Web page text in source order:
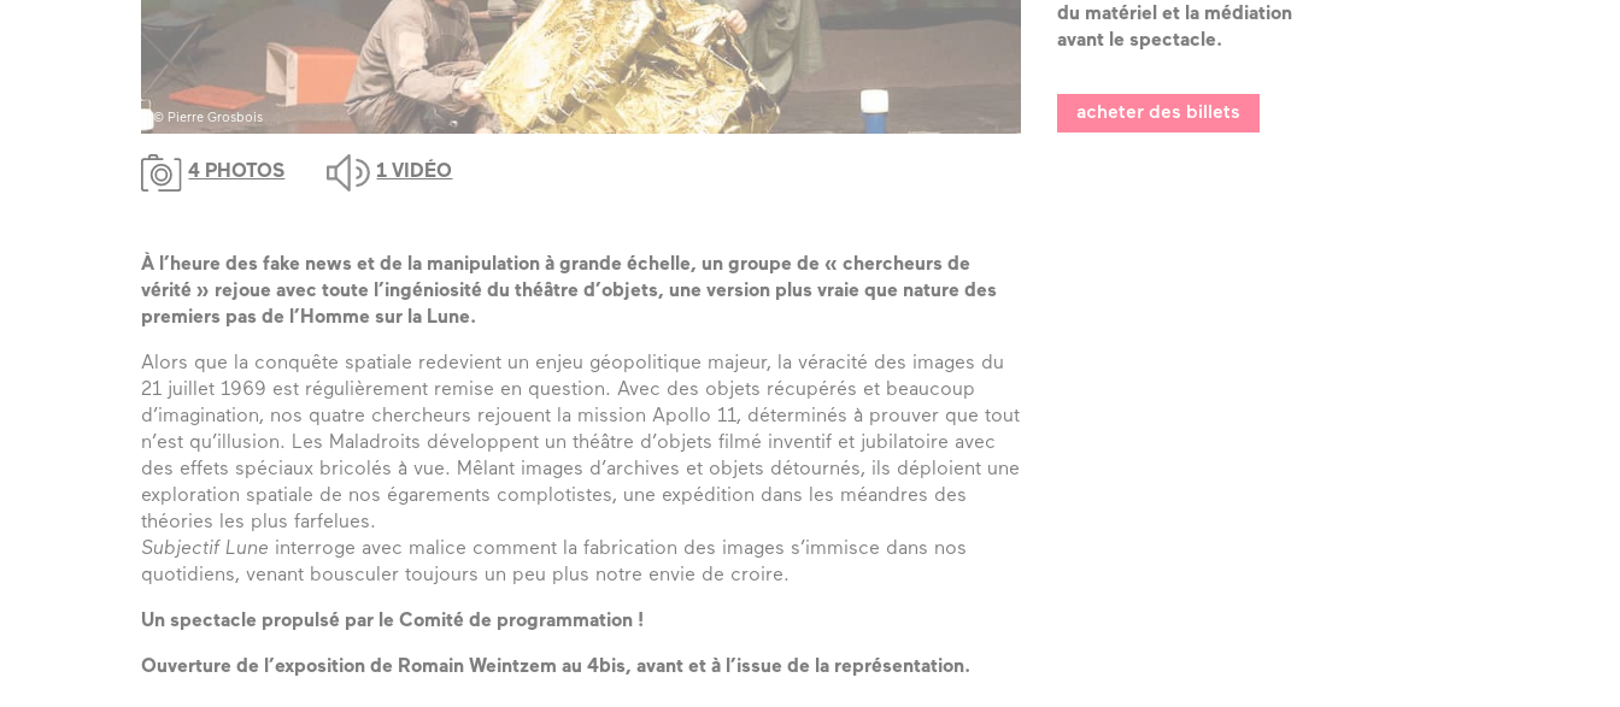
© Pierre Grosbois © Pierre Grosbois
4 PHOTOS 1 VIDÉO
À l’heure des fake news et de la manipulation à grande échelle, un groupe de « chercheurs de
vérité » rejoue avec toute l’ingéniosité du théâtre d’objets, une version plus vraie que nature des
premiers pas de l’Homme sur la Lune.
Alors que la conquête spatiale redevient un enjeu géopolitique majeur, la véracité des images du
21 juillet 1969 est régulièrement remise en question. Avec des objets récupérés et beaucoup
d’imagination, nos quatre chercheurs rejouent la mission Apollo 11, déterminés à prouver que tout
n’est qu’illusion. Les Maladroits développent un théâtre d’objets filmé inventif et jubilatoire avec
des effets spéciaux bricolés à vue. Mêlant images d’archives et objets détournés, ils déploient une
exploration spatiale de nos égarements complotistes, une expédition dans les méandres des
théories les plus farfelues.
Subjectif Lune interroge avec malice comment la fabrication des images s’immisce dans nos
quotidiens, venant bousculer toujours un peu plus notre envie de croire.
Un spectacle propulsé par le Comité de programmation !
Ouverture de l’exposition de Romain Weintzem au 4bis, avant et à l’issue de la représentation.
du matériel et la médiation
avant le spectacle.
acheter des billets